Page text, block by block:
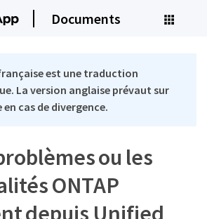
Documents
est une traduction
La version anglaise prévaut sur
cas de divergence.
ou les
ONTAP
depuis Unified